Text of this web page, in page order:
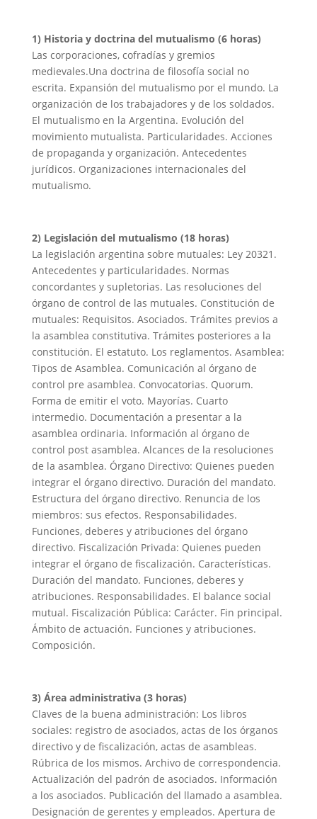
1) Historia y doctrina del mutualismo (6 horas)
Las corporaciones, cofradías y gremios
medievales.Una doctrina de filosofía social no
escrita. Expansión del mutualismo por el mundo. La
organización de los trabajadores y de los soldados.
El mutualismo en la Argentina. Evolución del
movimiento mutualista. Particularidades. Acciones
de propaganda y organización. Antecedentes
jurídicos. Organizaciones internacionales del
mutualismo.
2) Legislación del mutualismo (18 horas)
La legislación argentina sobre mutuales: Ley 20321.
Antecedentes y particularidades. Normas
concordantes y supletorias. Las resoluciones del
órgano de control de las mutuales. Constitución de
mutuales: Requisitos. Asociados. Trámites previos a
la asamblea constitutiva. Trámites posteriores a la
constitución. El estatuto. Los reglamentos. Asamblea:
Tipos de Asamblea. Comunicación al órgano de
control pre asamblea. Convocatorias. Quorum.
Forma de emitir el voto. Mayorías. Cuarto
intermedio. Documentación a presentar a la
asamblea ordinaria. Información al órgano de
control post asamblea. Alcances de la resoluciones
de la asamblea. Órgano Directivo: Quienes pueden
integrar el órgano directivo. Duración del mandato.
Estructura del órgano directivo. Renuncia de los
miembros: sus efectos. Responsabilidades.
Funciones, deberes y atribuciones del órgano
directivo. Fiscalización Privada: Quienes pueden
integrar el órgano de fiscalización. Características.
Duración del mandato. Funciones, deberes y
atribuciones. Responsabilidades. El balance social
mutual. Fiscalización Pública: Carácter. Fin principal.
Ámbito de actuación. Funciones y atribuciones.
Composición.
3) Área administrativa (3 horas)
Claves de la buena administración: Los libros
sociales: registro de asociados, actas de los órganos
directivo y de fiscalización, actas de asambleas.
Rúbrica de los mismos. Archivo de correspondencia.
Actualización del padrón de asociados. Información
a los asociados. Publicación del llamado a asamblea.
Designación de gerentes y empleados. Apertura de